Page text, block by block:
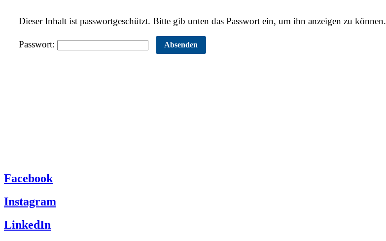
Dieser Inhalt ist passwortgeschützt. Bitte gib unten das Passwort ein, um ihn anzeigen zu können.
Passwort:
Facebook
Instagram
LinkedIn